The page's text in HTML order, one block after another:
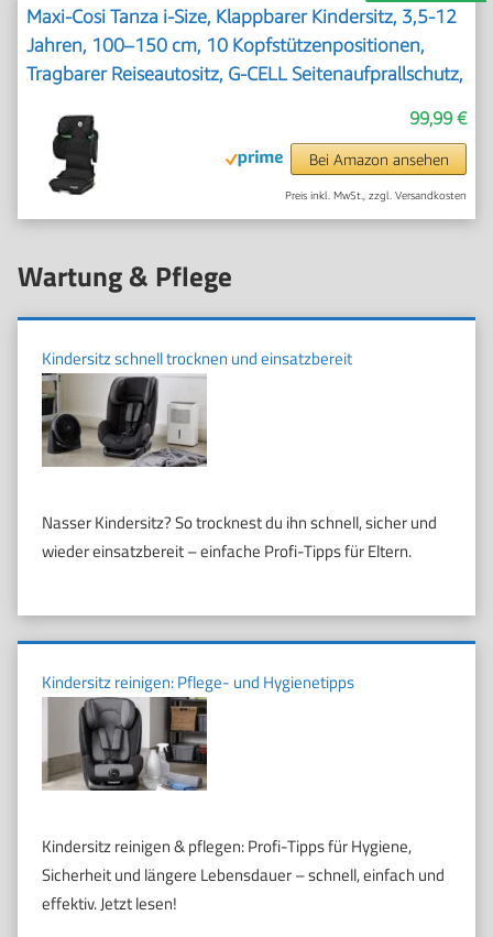
Wartung & Pflege
Kindersitz schnell trocknen und einsatzbereit
Nasser Kindersitz? So trocknest du ihn schnell, sicher und
wieder einsatzbereit – einfache Profi-Tipps für Eltern.
Kindersitz reinigen: Pflege- und Hygienetipps
Kindersitz reinigen & pflegen: Profi-Tipps für Hygiene,
Sicherheit und längere Lebensdauer – schnell, einfach und
effektiv. Jetzt lesen!
Maxi-Cosi Tanza i-Size, Klappbarer Kindersitz, 3,5-12
Jahren, 100–150 cm, 10 Kopfstützenpositionen,
Tragbarer Reiseautositz, G-CELL Seitenaufprallschutz,
99,99 €
Bei Amazon ansehen
Preis inkl. MwSt., zzgl. Versandkosten